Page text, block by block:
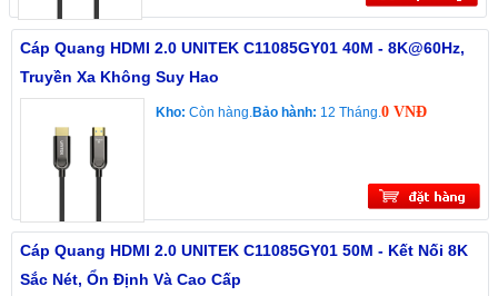
Cáp Quang HDMI 2.0 UNITEK C11085GY01 40M - 8K@60Hz,
Truyền Xa Không Suy Hao
Kho: Còn hàng.Bảo hành: 12 Tháng.0 VNĐ
Cáp Quang HDMI 2.0 UNITEK C11085GY01 50M - Kết Nối 8K
Sắc Nét, Ổn Định Và Cao Cấp